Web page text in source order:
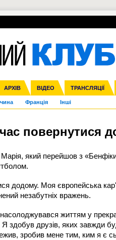
АРХІВ ВІДЕО ТРАНСЛЯЦІЇ
Друга ліга Кубок України
Ліга націй Ліга
Франція Інші
Кубок конфедерацій ЧЄ-2015 (U-21)
ВІЙНА УПЛ-ПЕРЕХОДИ
повернутися
який перейшов з
додому. Моя європейська
незабутніх вражень.
насолоджувався життям у
здобув друзів, яких завжди
зробив мене тим, ким я є